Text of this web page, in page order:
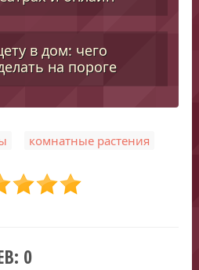
в дом: чего
на пороге
комнатные растения
0